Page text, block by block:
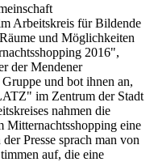
Arbeitskreis für Bildende
und Möglichkeiten
2016",
der Mendener
und bot ihnen an,
im Zentrum der Stadt
nahmen die
Mitternachtsshopping eine
Presse sprach man von
auf, die eine